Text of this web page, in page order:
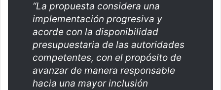
“La propuesta considera una
implementación progresiva y
acorde con la disponibilidad
presupuestaria de las autoridades
competentes, con el propósito de
avanzar de manera responsable
hacia una mayor inclusión